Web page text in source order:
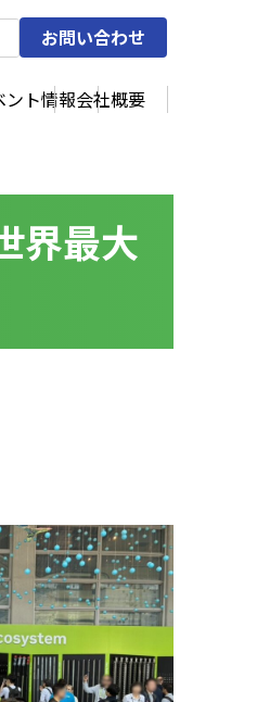
お問い合わせ
ント情報会社概要
界最大